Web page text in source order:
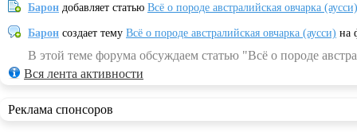
Барон добавляет статью Всё о породе австралийская овчарка (аусси)
Барон создает тему Всё о породе австралийская овчарка (аусси) на
В этой теме форума обсуждаем статью "Всё о породе
Вся лента активности
Реклама спонсоров